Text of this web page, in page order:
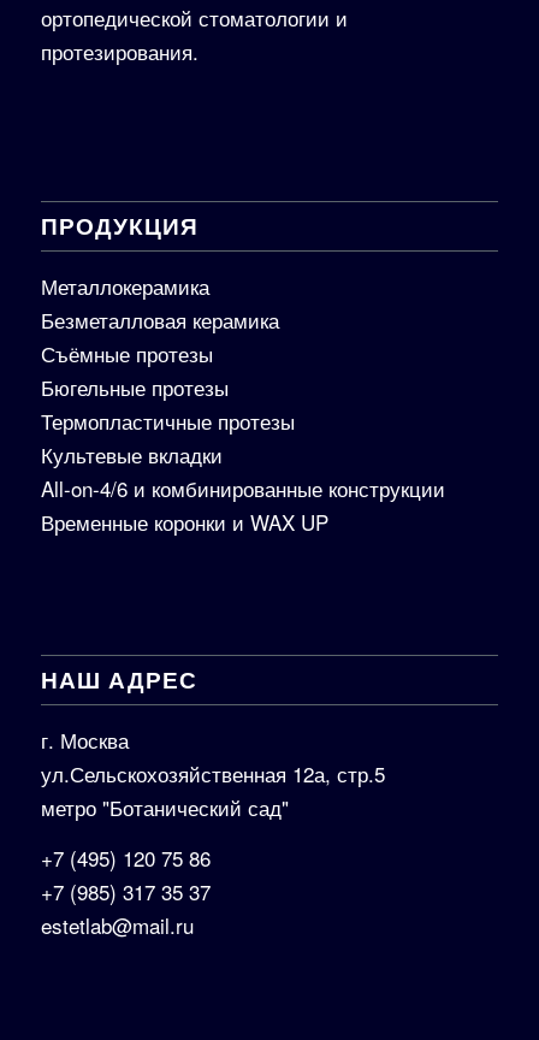
ортопедической стоматологии и
протезирования.
ПРОДУКЦИЯ
Металлокерамика
Безметалловая керамика
Съёмные протезы
Бюгельные протезы
Термопластичные протезы
Культевые вкладки
All-on-4/6 и комбинированные конструкции
Временные коронки и WAX UP
НАШ АДРЕС
г. Москва
ул.Сельскохозяйственная 12а, стр.5
метро "Ботанический сад"
+7 (495) 120 75 86
+7 (985) 317 35 37
estetlab@mail.ru